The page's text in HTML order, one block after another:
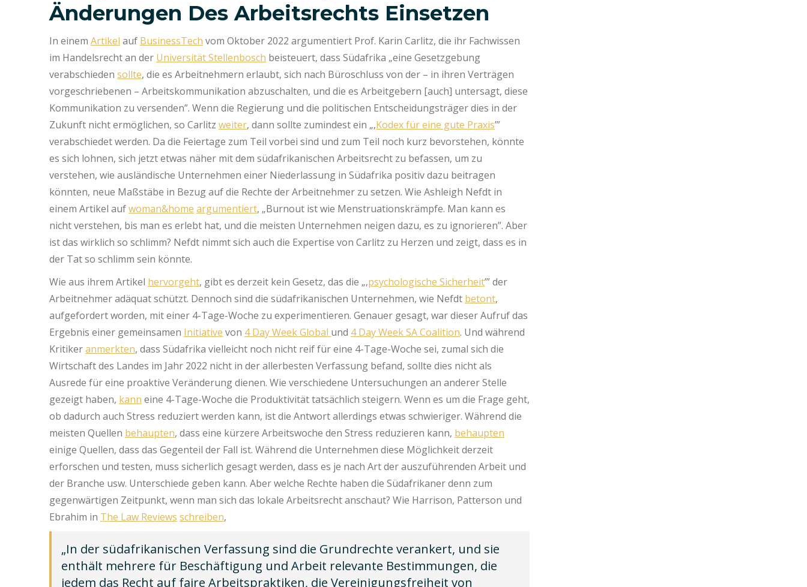
Änderungen Des Arbeitsrechts Einsetzen
In einem Artikel auf BusinessTech vom Oktober 2022 argumentiert Prof. Karin Carlitz, die ihr Fachwissen
im Handelsrecht an der Universität Stellenbosch beisteuert, dass Südafrika „eine Gesetzgebung
verabschieden sollte, die es Arbeitnehmern erlaubt, sich nach Büroschluss von der – in ihren Verträgen
vorgeschriebenen – Arbeitskommunikation abzuschalten, und die es Arbeitgebern [auch] untersagt, diese
Kommunikation zu versenden”. Wenn die Regierung und die politischen Entscheidungsträger dies in der
Zukunft nicht ermöglichen, so Carlitz weiter, dann sollte zumindest ein „‚Kodex für eine gute Praxis’”
verabschiedet werden. Da die Feiertage zum Teil vorbei sind und zum Teil noch kurz bevorstehen, könnte
es sich lohnen, sich jetzt etwas näher mit dem südafrikanischen Arbeitsrecht zu befassen, um zu
verstehen, wie ausländische Unternehmen einer Niederlassung in Südafrika positiv dazu beitragen
könnten, neue Maßstäbe in Bezug auf die Rechte der Arbeitnehmer zu setzen. Wie Ashleigh Nefdt in
einem Artikel aufwoman&home argumentiert, „Burnout ist wie Menstruationskrämpfe. Man kann es
nicht verstehen, bis man es erlebt hat, und die meisten Unternehmen neigen dazu, es zu ignorieren”. Aber
ist das wirklich so schlimm? Nefdt nimmt sich auch die Expertise von Carlitz zu Herzen und zeigt, dass es in
der Tat so schlimm sein könnte.
Wie aus ihrem Artikel hervorgeht, gibt es derzeit kein Gesetz, das die „‚psychologische Sicherheit’” der
Arbeitnehmer adäquat schützt. Dennoch sind die südafrikanischen Unternehmen, wie Nefdt betont,
aufgefordert worden, mit einer 4-Tage-Woche zu experimentieren. Genauer gesagt, war dieser Aufruf das
Ergebnis einer gemeinsamen Initiative von 4 Day Week Global und 4 Day Week SA Coalition. Und während
Kritikeranmerkten, dass Südafrika vielleicht noch nicht reif für eine 4-Tage-Woche sei, zumal sich die
Wirtschaft des Landes im Jahr 2022 nicht in der allerbesten Verfassung befand, sollte dies nicht als
Ausrede für eine proaktive Veränderung dienen. Wie verschiedene Untersuchungen an anderer Stelle
gezeigt haben, kann eine 4-Tage-Woche die Produktivität tatsächlich steigern. Wenn es um die Frage geht,
ob dadurch auch Stress reduziert werden kann, ist die Antwort allerdings etwas schwieriger. Während die
meisten Quellen behaupten, dass eine kürzere Arbeitswoche den Stress reduzieren kann, behaupten
einige Quellen, dass das Gegenteil der Fall ist. Während die Unternehmen diese Möglichkeit derzeit
erforschen und testen, muss sicherlich gesagt werden, dass es je nach Art der auszuführenden Arbeit und
der Branche usw. Unterschiede geben kann. Aber welche Rechte haben die Südafrikaner denn zum
gegenwärtigen Zeitpunkt, wenn man sich das lokale Arbeitsrecht anschaut? Wie Harrison, Patterson und
Ebrahim in The Law Reviews schreiben,
„In der südafrikanischen Verfassung sind die Grundrechte verankert, und sie
enthält mehrere für Beschäftigung und Arbeit relevante Bestimmungen, die
jedem das Recht auf faire Arbeitspraktiken, die Vereinigungsfreiheit von